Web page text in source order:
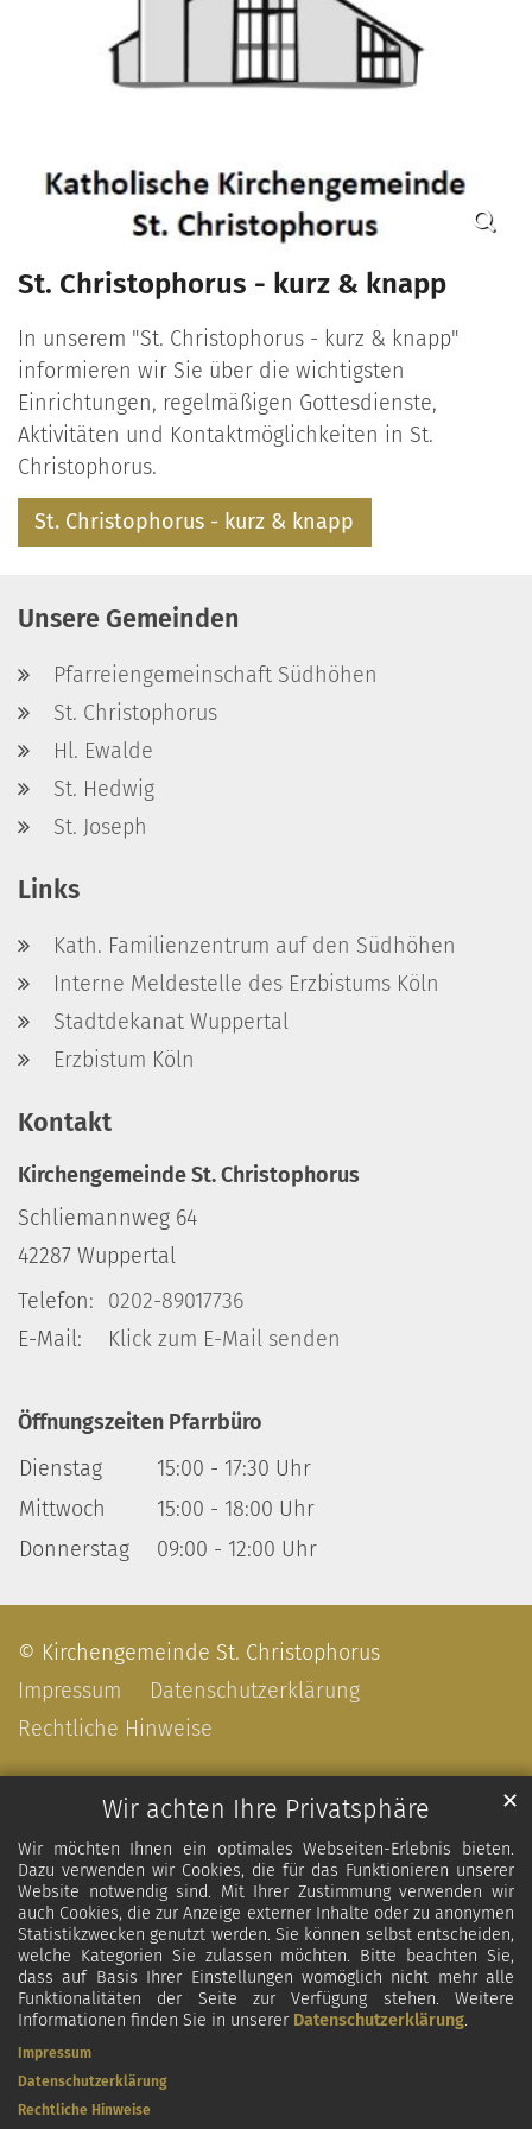
Wir achten Ihre Privatsphäre
Wir möchten Ihnen ein optimales Webseiten-Erlebnis bieten.
Dazu verwenden wir Cookies, die für das Funktionieren unserer
Website notwendig sind. Mit Ihrer Zustimmung verwenden wir
auch Cookies, die zur Anzeige externer Inhalte oder zu anonymen
Statistikzwecken genutzt werden. Sie können selbst entscheiden,
welche Kategorien Sie zulassen möchten. Bitte beachten Sie,
dass auf Basis Ihrer Einstellungen womöglich nicht mehr alle
Funktionalitäten der Seite zur Verfügung stehen. Weitere
Informationen finden Sie in unserer Datenschutzerklärung.
✕
Impressum
Datenschutzerklärung
Rechtliche Hinweise
St. Christophorus - kurz & knapp
In unserem "St. Christophorus - kurz & knapp"
informieren wir Sie über die wichtigsten
Einrichtungen, regelmäßigen Gottesdienste,
Aktivitäten und Kontaktmöglichkeiten in St.
Christophorus.
St. Christophorus - kurz & knapp
Unsere Gemeinden
Pfarreiengemeinschaft Südhöhen
St. Christophorus
Hl. Ewalde
St. Hedwig
St. Joseph
Links
Kath. Familienzentrum auf den Südhöhen
Interne Meldestelle des Erzbistums Köln
Stadtdekanat Wuppertal
Erzbistum Köln
Kontakt
Kirchengemeinde St. Christophorus
Schliemannweg 64
42287 Wuppertal
Telefon:
0202-89017736
E-Mail:
Klick zum E-Mail senden
Öffnungszeiten Pfarrbüro
Dienstag
15:00 - 17:30 Uhr
Mittwoch
15:00 - 18:00 Uhr
Donnerstag
09:00 - 12:00 Uhr
© Kirchengemeinde St. Christophorus
Impressum
Datenschutzerklärung
Rechtliche Hinweise